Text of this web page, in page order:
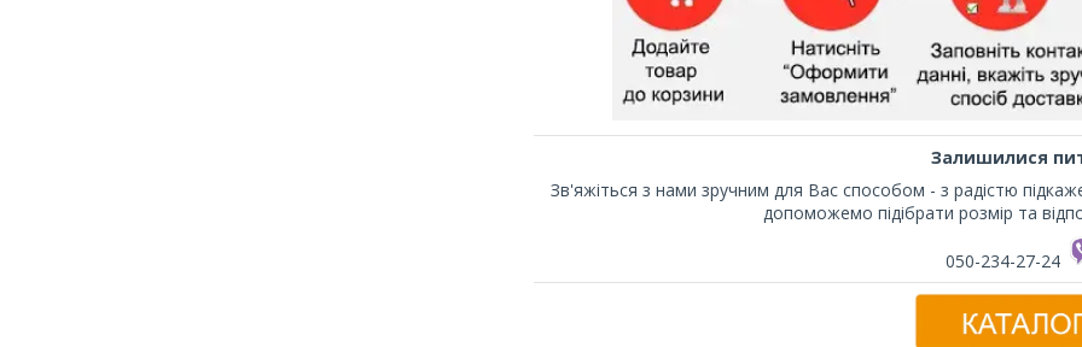
Залишилися
Зв'яжіться з нами зручним для Вас способом - з радістю
допоможемо підібрати розмір та
050-234-27-24